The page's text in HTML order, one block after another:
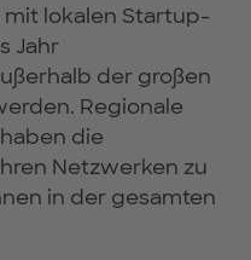
lokalen Startup-
Jahr
der großen
Regionale
die
Netzwerken zu
in der gesamten